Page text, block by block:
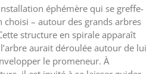
éphémère qui se greffe-
choisi – autour des grands arbres
structure en spirale apparaît
aurait déroulée autour de lui
le promeneur. À